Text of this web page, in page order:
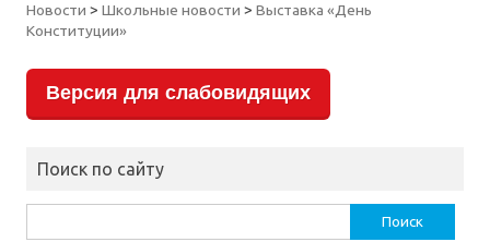
Новости > Школьные новости > Выставка «День
Конституции»
Версия для слабовидящих
Поиск по сайту